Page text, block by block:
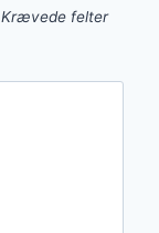
Krævede felter